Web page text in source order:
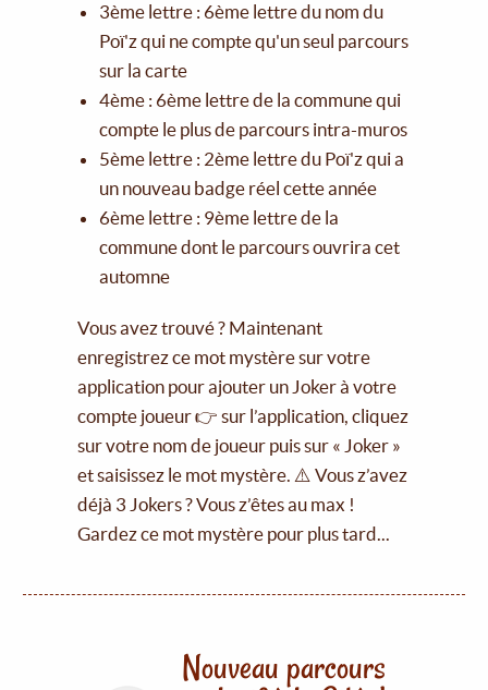
3ème lettre : 6ème lettre du nom du
Poï'z qui ne compte qu'un seul parcours
sur la carte
4ème : 6ème lettre de la commune qui
compte le plus de parcours intra-muros
5ème lettre : 2ème lettre du Poï'z qui a
un nouveau badge réel cette année
6ème lettre : 9ème lettre de la
commune dont le parcours ouvrira cet
automne
Vous avez trouvé ? Maintenant
enregistrez ce mot mystère sur votre
application pour ajouter un Joker à votre
compte joueur 👉 sur l’application, cliquez
sur votre nom de joueur puis sur « Joker »
et saisissez le mot mystère. ⚠️ Vous z’avez
déjà 3 Jokers ? Vous z’êtes au max !
Gardez ce mot mystère pour plus tard...
Nouveau parcours